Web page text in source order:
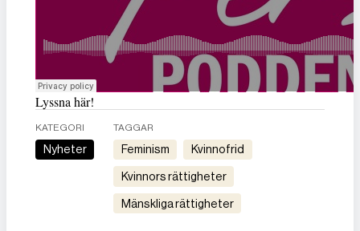
Lyssna här!
KATEGORI
Nyheter
TAGGAR
feminism kvinnofrid
kvinnors rättigheter
mänskliga rättigheter